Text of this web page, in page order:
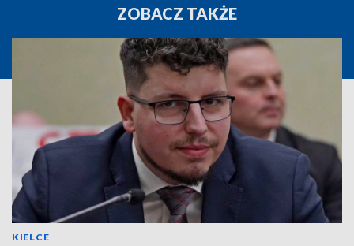
ZOBACZ TAKŻE
KIELCE